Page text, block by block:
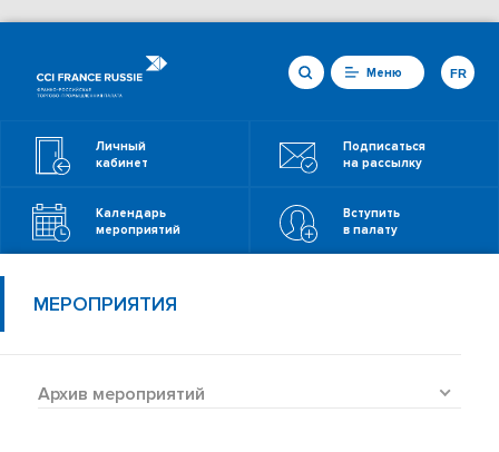
Меню
Личный
кабинет
Подписаться
на рассылку
Календарь
мероприятий
Вступить
в палату
FR
МЕРОПРИЯТИЯ
Архив мероприятий